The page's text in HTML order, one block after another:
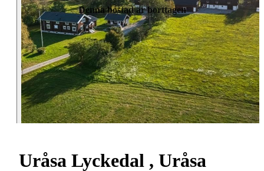
Denna bostad är borttagen
Uråsa Lyckedal , Uråsa